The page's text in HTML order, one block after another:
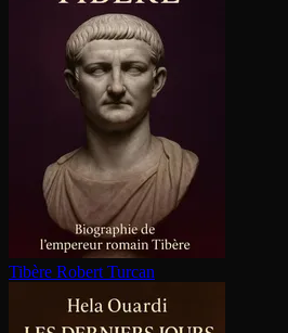
Tibère Robert Turcan